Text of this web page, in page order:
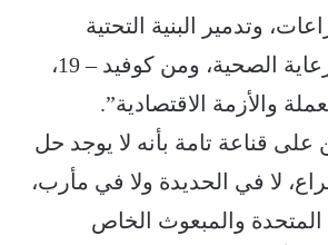
وتدمير البنية التحتية
المدنية، وسوء الرعاية الصحية، ومن كوفيد – 19،
والأزمة الاقتصادية”.
قناعة تامة بأنه لا يوجد حل
لا في الحديدة ولا في مأرب،
والمبعوث الخاص